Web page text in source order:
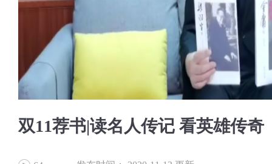
双11荐书|读名人传记 看英雄传奇